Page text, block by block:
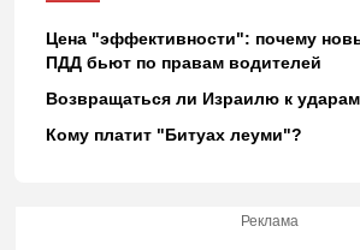
Цена "эффективности": почему
ПДД бьют по правам водителей
Возвращаться ли Израилю к
Кому платит "Битуах леуми"?
Реклама